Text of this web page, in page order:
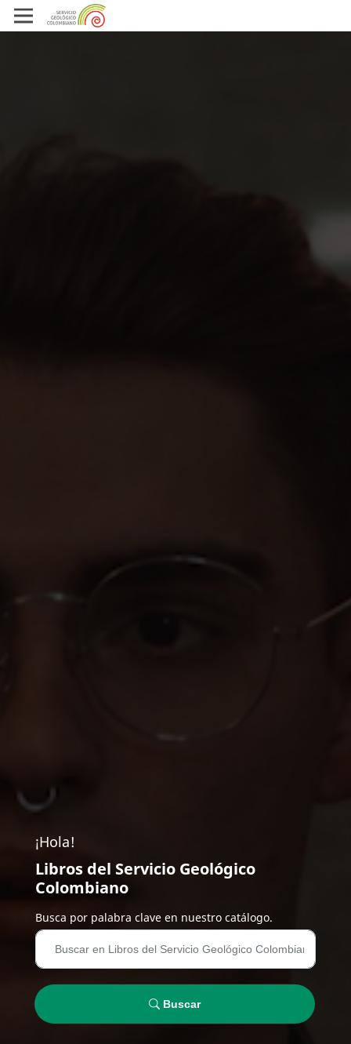
¡Hola!
Libros del Servicio Geológico
Colombiano
Busca por palabra clave en nuestro catálogo.
Buscar